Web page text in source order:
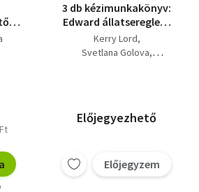
3 db kézimunkakönyv:
Edward ​állatsereglete
- 40 állatfigura
horgolásmintája -
figura + Horgolt
minták interaktív
gyerekjátékokhoz
Kerry Lord
Svetlana Golova
Előjegyezhető
Előjegyzem